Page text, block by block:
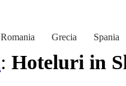
Romania Grecia Spania
: Hoteluri in